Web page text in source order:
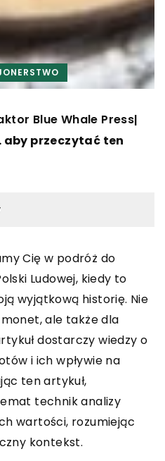
Blue Whale Press|
aby przeczytać ten
Cię w podróż do
Ludowej, kiedy to
wyjątkową historię. Nie
ale także dla
dostarczy wiedzy o
i ich wpływie na
ten artykuł,
technik analizy
wartości, rozumiejąc
kontekst.